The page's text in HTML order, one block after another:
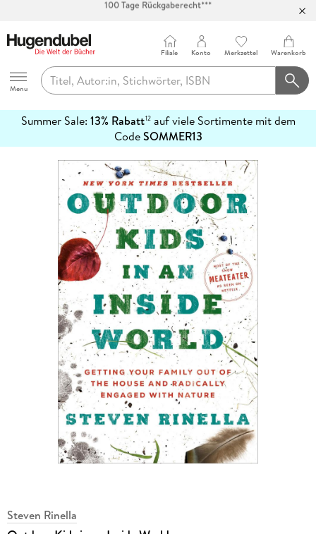
Abholung in über 100 Filialen
Hugendubel
Menu
Filiale Konto Merkzettel Warenkorb
Summer Sale: 13% Rabatt12auf viele Sortimente mit dem
CodeSOMMER13
erfahren
Steven Rinella